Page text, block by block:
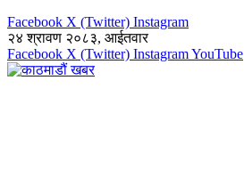
Facebook X (Twitter) Instagram
२४ श्रावण २०८३, आईतवार
Facebook X (Twitter) InstagramYouTube